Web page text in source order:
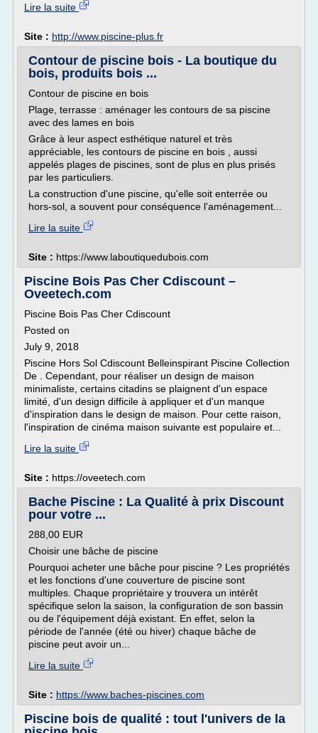
Lire la suite
Site : http://www.piscine-plus.fr
Contour de piscine bois - La boutique du
bois, produits bois ...
Contour de piscine en bois
Plage, terrasse : aménager les contours de sa piscine
avec des lames en bois
Grâce à leur aspect esthétique naturel et très
appréciable, les contours de piscine en bois , aussi
appelés plages de piscines, sont de plus en plus prisés
par les particuliers.
La construction d'une piscine, qu'elle soit enterrée ou
hors-sol, a souvent pour conséquence l'aménagement...
Lire la suite
Site : https://www.laboutiquedubois.com
Piscine Bois Pas Cher Cdiscount –
Oveetech.com
Piscine Bois Pas Cher Cdiscount
Posted on
July 9, 2018
Piscine Hors Sol Cdiscount Belleinspirant Piscine Collection
De . Cependant, pour réaliser un design de maison
minimaliste, certains citadins se plaignent d'un espace
limité, d'un design difficile à appliquer et d'un manque
d'inspiration dans le design de maison. Pour cette raison,
l'inspiration de cinéma maison suivante est populaire et...
Lire la suite
Site : https://oveetech.com
Bache Piscine : La Qualité à prix Discount
pour votre ...
288,00 EUR
Choisir une bâche de piscine
Pourquoi acheter une bâche pour piscine ? Les propriétés
et les fonctions d'une couverture de piscine sont
multiples. Chaque propriétaire y trouvera un intérêt
spécifique selon la saison, la configuration de son bassin
ou de l'équipement déjà existant. En effet, selon la
période de l'année (été ou hiver) chaque bâche de
piscine peut avoir un...
Lire la suite
Site : https://www.baches-piscines.com
Piscine bois de qualité : tout l'univers de la